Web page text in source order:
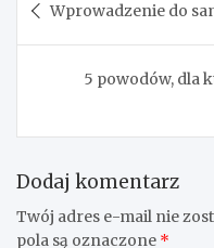
wpisu
Wprowadzenie do
5 powodów, dla
Dodaj komentarz
Twój adres e-mail nie
pola są oznaczone *